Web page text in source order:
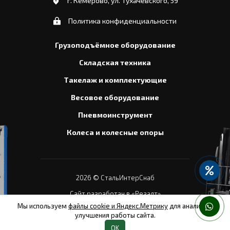
Политика конфиденциальности
Грузоподъёмное оборудование
Складская техника
Такелаж и комплектующие
Весовое оборудование
Пневмоинструмент
Колеса и колесные опоры
2026 © СтальИнтерСнаб
Сайт разработан в «Резалт»
Мы используем файлы cookie и Яндекс.Метрику для анализа и
улучшения работы сайта.
OK